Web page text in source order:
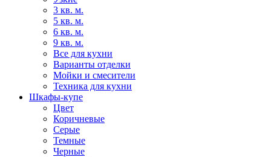
3 кв. м.
5 кв. м.
6 кв. м.
9 кв. м.
Все для кухни
Варианты отделки
Мойки и смесители
Техника для кухни
Шкафы-купе
Цвет
Коричневые
Серые
Темные
Черные